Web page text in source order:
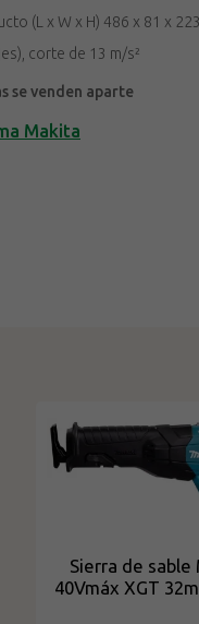
(L x W x H) 486 x 81 x
corte de 13 m/s²
se venden aparte
Makita
Sierra de sable
40Vmáx XGT